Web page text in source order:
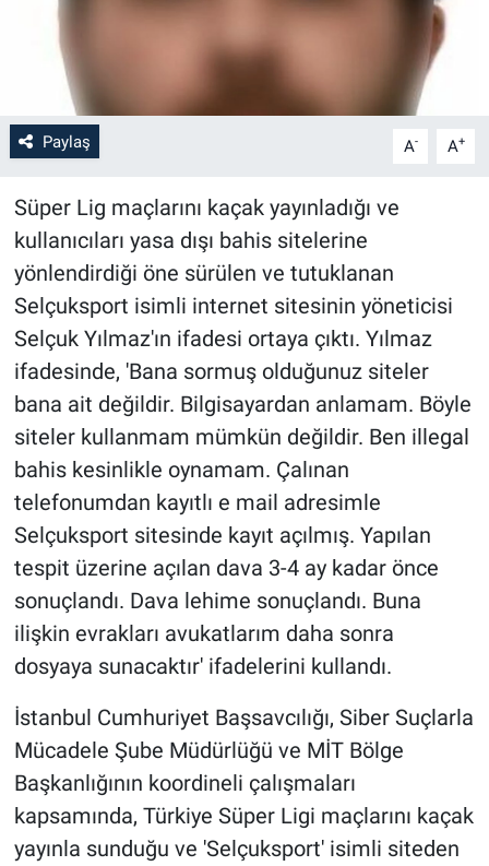
Paylaş A- A+
Süper Lig maçlarını kaçak yayınladığı ve
kullanıcıları yasa dışı bahis sitelerine
yönlendirdiği öne sürülen ve tutuklanan
Selçuksport isimli internet sitesinin yöneticisi
Selçuk Yılmaz'ın ifadesi ortaya çıktı. Yılmaz
ifadesinde, 'Bana sormuş olduğunuz siteler
bana ait değildir. Bilgisayardan anlamam. Böyle
siteler kullanmam mümkün değildir. Ben illegal
bahis kesinlikle oynamam. Çalınan
telefonumdan kayıtlı e mail adresimle
Selçuksport sitesinde kayıt açılmış. Yapılan
tespit üzerine açılan dava 3-4 ay kadar önce
sonuçlandı. Dava lehime sonuçlandı. Buna
ilişkin evrakları avukatlarım daha sonra
dosyaya sunacaktır' ifadelerini kullandı.
İstanbul Cumhuriyet Başsavcılığı, Siber Suçlarla
Mücadele Şube Müdürlüğü ve MİT Bölge
Başkanlığının koordineli çalışmaları
kapsamında, Türkiye Süper Ligi maçlarını kaçak
yayınla sunduğu ve 'Selçuksport' isimli siteden